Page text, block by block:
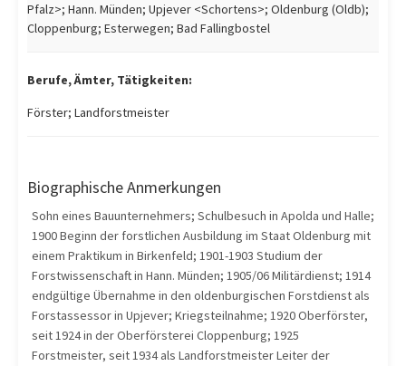
Pfalz>; Hann. Münden; Upjever <Schortens>; Oldenburg (Oldb);
Cloppenburg; Esterwegen; Bad Fallingbostel
Berufe, Ämter, Tätigkeiten:
Förster; Landforstmeister
Biographische Anmerkungen
Sohn eines Bauunternehmers; Schulbesuch in Apolda und Halle;
1900 Beginn der forstlichen Ausbildung im Staat Oldenburg mit
einem Praktikum in Birkenfeld; 1901-1903 Studium der
Forstwissenschaft in Hann. Münden; 1905/06 Militärdienst; 1914
endgültige Übernahme in den oldenburgischen Forstdienst als
Forstassessor in Upjever; Kriegsteilnahme; 1920 Oberförster,
seit 1924 in der Oberförsterei Cloppenburg; 1925
Forstmeister, seit 1934 als Landforstmeister Leiter der